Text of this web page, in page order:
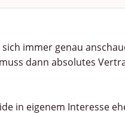
immer genau
dann absolutes
in eigenem Interesse